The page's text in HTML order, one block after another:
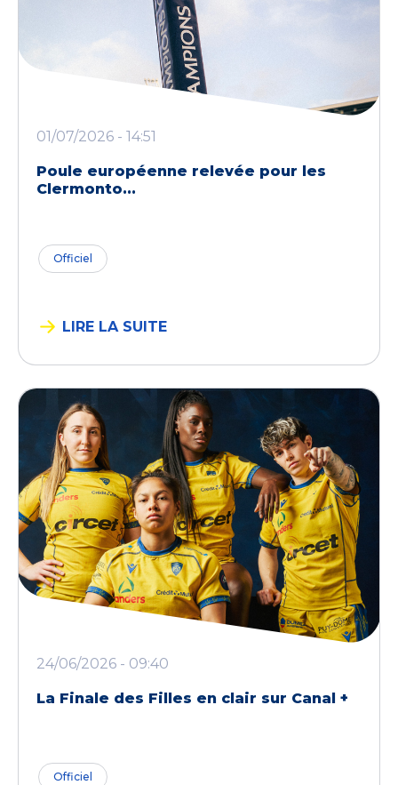
01/07/2026 - 14:51
Poule européenne relevée pour les
Clermonto...
Officiel
LIRE LA SUITE
24/06/2026 - 09:40
La Finale des Filles en clair sur Canal +
Officiel